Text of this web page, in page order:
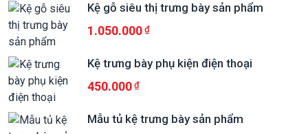
Kệ gỗ siêu thị trưng bày sản phẩm
1.050.000
Kệ trưng bày phụ kiện điện thoại
450.000
Mẫu tủ kệ trưng bày sản phẩm